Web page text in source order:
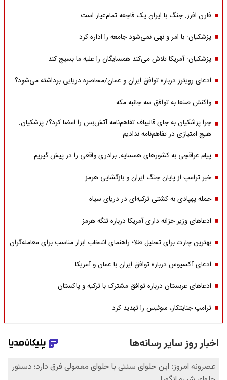
فارن افرز: جنگ با ایران یک فاجعه تمام‌عیار است
پزشکیان: با امر و نهی نمی‌شود جامعه را اداره کرد
پزشکیان: آمریکا تلاش می‌کند همسایگان را علیه ما بسیج کند
ادعای رویترز درباره توافق ایران و عمان/محاصره دریایی برداشته می‌شود؟
واکنش صنعا به توافق سه جانبه مکه
چرا پزشکیان به جای قالیباف تفاهم‌نامه آتش‌بس را امضا کرد؟/ پزشکیان:
هیچ امتیازی در تفاهم‌نامه ندادیم
پیام عراقچی به کشورهای همسایه: برادری واقعی را در پیش گیریم
خبر ترامپ از پایان جنگ ایران و بازگشایی هرمز
حمله پهپادی به کشتی ترکیه‌ای در دریای سیاه
ادعاهای وزیر خزانه داری آمریکا درباره تنگه هرمز
بهترین چارت برای تحلیل طلا؛ راهنمای انتخاب ابزار مناسب برای معامله‌گران
ادعای آکسیوس درباره توافق ایران با عمان و آمریکا
ادعاهای عربستان درباره توافق مشترک با ترکیه و پاکستان
ترامپ جنایتکار، سوئیس را تهدید کرد